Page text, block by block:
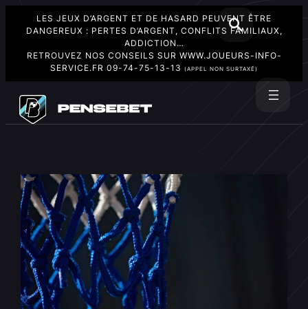
LES JEUX D’ARGENT ET DE HASARD PEUVENT ÊTRE
DANGEREUX : PERTES D’ARGENT, CONFLITS FAMILIAUX,
ADDICTION…
RETROUVEZ NOS CONSEILS SUR WWW.JOUEURS-INFO-
SERVICE.FR 09-74-75-13-13 (APPEL NON SURTAXÉ)
contenu